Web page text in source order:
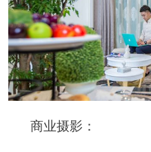
商业摄影：